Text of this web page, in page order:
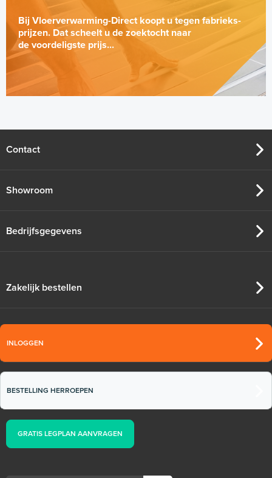
Bij Vloerverwarming-Direct koopt u tegen fabrieks-
prijzen. Dat scheelt u de zoektocht naar
de voordeligste prijs...
Contact
Showroom
Bedrijfsgegevens
Zakelijk bestellen
INLOGGEN
BESTELLING HERROEPEN
GRATIS LEGPLAN AANVRAGEN